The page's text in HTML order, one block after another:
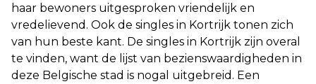
haar bewoners uitgesproken vriendelijk en
vredelievend. Ook de singles in Kortrijk tonen zich
van hun beste kant. De singles in Kortrijk zijn overal
te vinden, want de lijst van bezienswaardigheden in
deze Belgische stad is nogal uitgebreid. Een